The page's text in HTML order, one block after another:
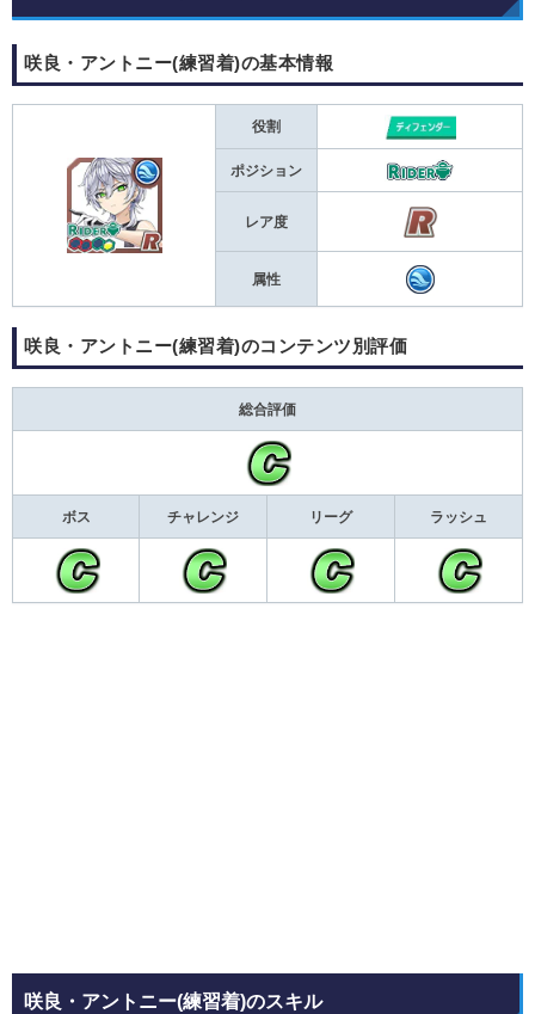
咲良・アントニー(練習着)の基本情報
役割
ポジション
レア度
属性
咲良・アントニー(練習着)のコンテンツ別評価
総合評価
ボス チャレンジ リーグ ラッシュ
咲良・アントニー(練習着)のスキル